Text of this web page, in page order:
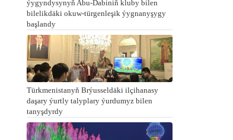
ýygyndysynyň Abu-Dabiniň kluby bilen
bilelikdäki okuw-türgenleşik ýygnanyşygy
başlandy
Türkmenistanyň Brýusseldäki ilçihanasy
daşary ýurtly talyplary ýurdumyz bilen
tanyşdyrdy